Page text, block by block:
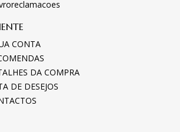
CONTA
DA COMPRA
DE DESEJOS